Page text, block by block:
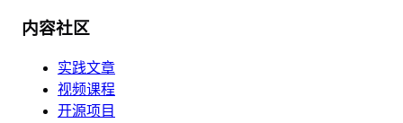
内容社区
实践文章
视频课程
开源项目